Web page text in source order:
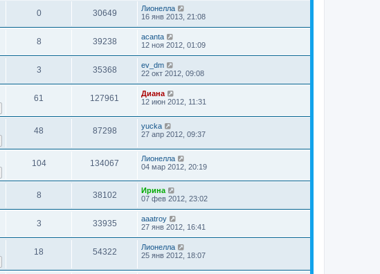
0 30649
Лионелла
16 янв 2013, 21:08
8 39238
acanta
12 ноя 2012, 01:09
3 35368
ev_dm
22 окт 2012, 09:08
61 127961
Диана
12 июн 2012, 11:31
48 87298
yucka
27 апр 2012, 09:37
104 134067
Лионелла
04 мар 2012, 20:19
8 38102
Ирина
07 фев 2012, 23:02
3 33935
aaatroy
27 янв 2012, 16:41
18 54322
Лионелла
25 янв 2012, 18:07